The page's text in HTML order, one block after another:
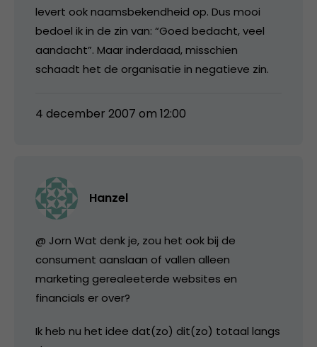
levert ook naamsbekendheid op. Dus mooi
bedoel ik in de zin van: “Goed bedacht, veel
aandacht”. Maar inderdaad, misschien
schaadt het de organisatie in negatieve zin.
4 december 2007 om 12:00
Hanzel
@ Jorn Wat denk je, zou het ook bij de
consument aanslaan of vallen alleen
marketing gerealeeterde websites en
financials er over?
Ik heb nu het idee dat(zo) dit(zo) totaal langs